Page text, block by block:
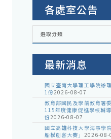
各處室公告
各
室
選取分類
最新消息
國立臺南大學理工學院辦
1份2026-08-07
教育部國民及學前教育署
115年度健康促進學校輔
份2026-08-07
國立高雄科技大學海事學
船模創客大賽」 2026-08-